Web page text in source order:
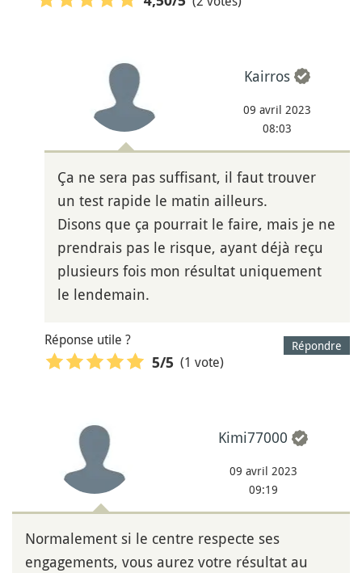
Kairros
09 avril 2023
08:03
Ça ne sera pas suffisant, il faut trouver
un test rapide le matin ailleurs.
Disons que ça pourrait le faire, mais je ne
prendrais pas le risque, ayant déjà reçu
plusieurs fois mon résultat uniquement
le lendemain.
Répondre
Réponse utile ?
5/5 (1 vote)
Kimi77000
09 avril 2023
09:19
Normalement si le centre respecte ses
engagements, vous aurez votre résultat au